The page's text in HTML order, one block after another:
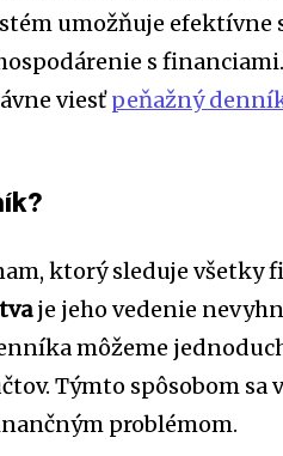
umožňuje efektívne
s
viesťpeňažný
ktorý sleduje všetky
je jeho vedenie
môžeme
Týmto spôsobom
problémom.